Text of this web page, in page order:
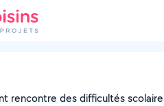
rencontre des difficultés